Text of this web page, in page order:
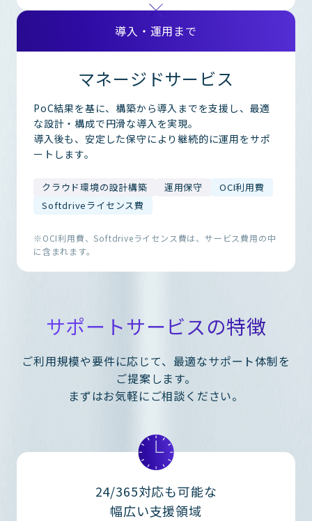
導入・運用まで
マネージドサービス
PoC結果を基に、構築から導入までを支援し、最適
な設計・構成で円滑な導入を実現。
導入後も、安定した保守により継続的に運用をサポ
ートします。
クラウド環境の設計構築 運用保守
OCI利用費
Softdriveライセンス費
※OCI利用費、Softdriveライセンス費は、サービス費用の中
に含まれます。
サポートサービスの特徴
ご利用規模や要件に応じて、最適なサポート体制を
ご提案します。
まずはお気軽にご相談ください。
24/365対応も可能な
幅広い支援領域